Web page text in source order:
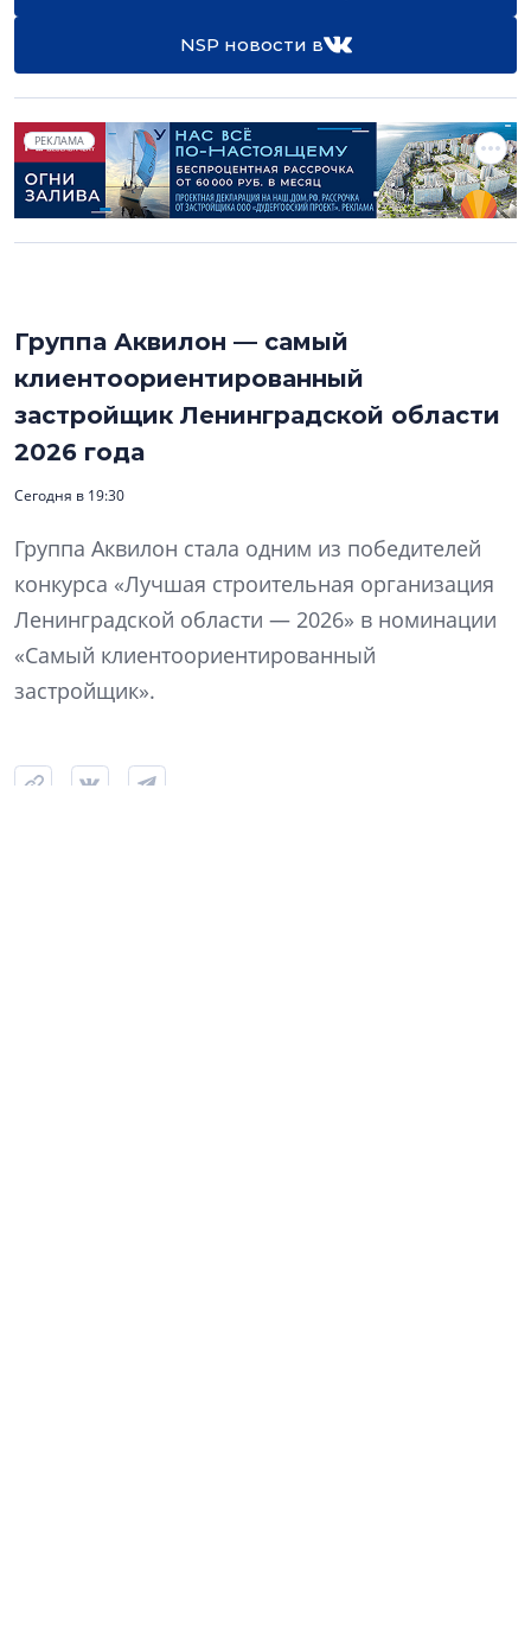
NSP новости в
РЕКЛАМА
Группа Аквилон — самый
клиентоориентированный
застройщик Ленинградской области
2026 года
Сегодня в 19:30
Группа Аквилон стала одним из победителей
конкурса «Лучшая строительная организация
Ленинградской области — 2026» в номинации
«Самый клиентоориентированный
застройщик».